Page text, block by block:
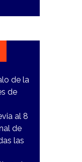
de la
de
al 8
de
las